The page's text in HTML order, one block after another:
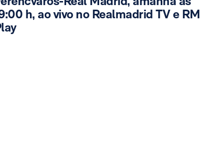
h, ao vivo no Realmadrid TV e RM